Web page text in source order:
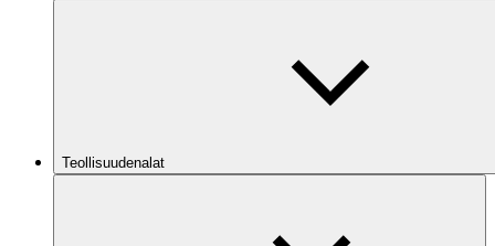
Teollisuudenalat